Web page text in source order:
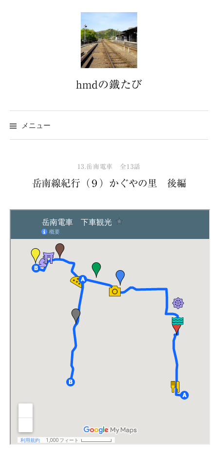
ッ
プ
hmdの鐵たび
メニュー
13.岳南電車 全13話
岳南線紀行（９）かぐやの里 後編